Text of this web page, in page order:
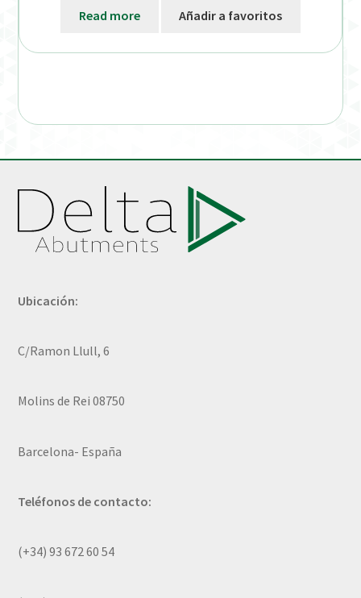
Read more Añadir a favoritos
Ubicación:
C/Ramon Llull, 6
Molins de Rei 08750
Barcelona- España
Teléfonos de contacto:
(+34) 93 672 60 54